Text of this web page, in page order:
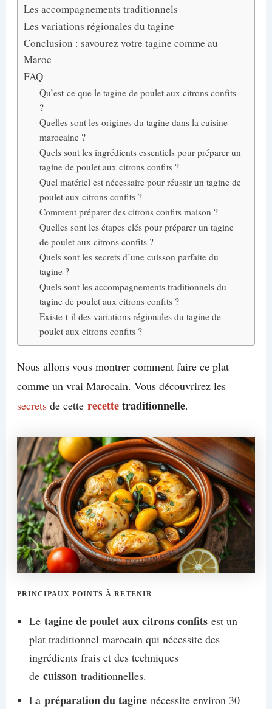
Les accompagnements traditionnels
Les variations régionales du tagine
Conclusion : savourez votre tagine comme au
Maroc
FAQ
Qu’est-ce que le tagine de poulet aux citrons confits
?
Quelles sont les origines du tagine dans la cuisine
marocaine ?
Quels sont les ingrédients essentiels pour préparer un
tagine de poulet aux citrons confits ?
Quel matériel est nécessaire pour réussir un tagine de
poulet aux citrons confits ?
Comment préparer des citrons confits maison ?
Quelles sont les étapes clés pour préparer un tagine
de poulet aux citrons confits ?
Quels sont les secrets d’une cuisson parfaite du
tagine ?
Quels sont les accompagnements traditionnels du
tagine de poulet aux citrons confits ?
Existe-t-il des variations régionales du tagine de
poulet aux citrons confits ?
Nous allons vous montrer comment faire ce plat
comme un vrai Marocain. Vous découvrirez les
secretsde cette recettetraditionnelle.
PRINCIPAUX POINTS À RETENIR
Le tagine de poulet aux citrons confitsest un
plat traditionnel marocain qui nécessite des
ingrédients frais et des techniques
de cuissontraditionnelles.
La préparation du taginenécessite environ 30